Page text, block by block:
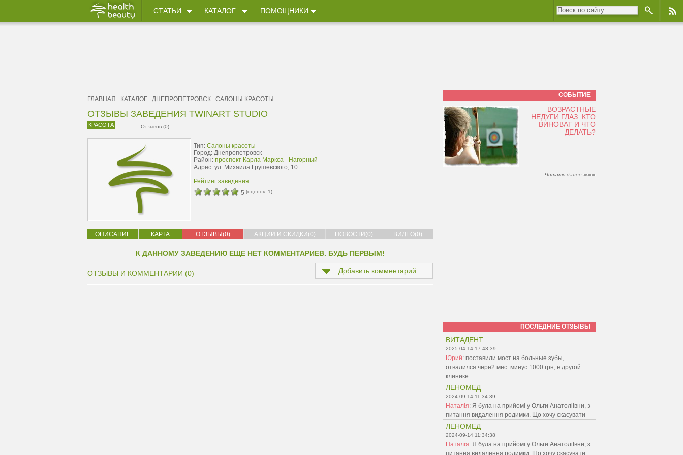
СТАТЬИ КАТАЛОГ ПОМОЩНИКИ
ГЛАВНАЯ : КАТАЛОГ : ДНЕПРОПЕТРОВСК : САЛОНЫ КРАСОТЫ
ОТЗЫВЫ ЗАВЕДЕНИЯ TWINART STUDIO
КРАСОТА Отзывов (0)
Тип: Салоны красоты
Город: Днепропетровск
Район: проспект Карла Маркса - Нагорный
Адрес: ул. Михаила Грушевского, 10
Рейтинг заведения:
5 (оценок: 1)
ОПИСАНИЕ КАРТА ОТЗЫВЫ(0) АКЦИИ И СКИДКИ(0) НОВОСТИ(0) ВИДЕО(0)
К ДАННОМУ ЗАВЕДЕНИЮ ЕЩЕ НЕТ КОММЕНТАРИЕВ. БУДЬ ПЕРВЫМ!
ОТЗЫВЫ И КОММЕНТАРИИ (0) Добавить комментарий
СОБЫТИЕ
ВОЗРАСТНЫЕ
НЕДУГИ ГЛАЗ: КТО
ВИНОВАТ И ЧТО
ДЕЛАТЬ?
Читать далее
ПОСЛЕДНИЕ ОТЗЫВЫ
ВИТАДЕНТ
2025-04-14 17:43:39
Юрий: поставили мост на больные зубы,
отвалился чере2 мес. минус 1000 грн, в другой
клинике
ЛЕНОМЕД
2024-09-14 11:34:39
Наталія: Я була на прийомі у Ольги АнатоліІвни, з
питання видалення родимки. Що хочу скасувати
ЛЕНОМЕД
2024-09-14 11:34:38
Наталія: Я була на прийомі у Ольги АнатоліІвни, з
питання видалення родимки. Що хочу скасувати